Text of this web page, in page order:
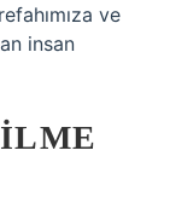
ve
insan